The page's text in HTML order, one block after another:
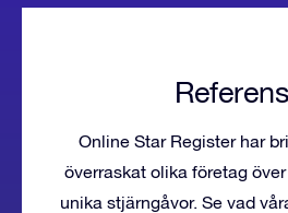
Online Star Register har
överraskat olika företag
unika stjärngåvor. Se vad